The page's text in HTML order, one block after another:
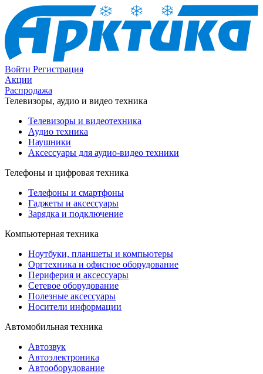
Войти Регистрация
Акции
Распродажа
Телевизоры, аудио и видео техника
Телевизоры и видеотехника
Аудио техника
Наушники
Аксессуары для аудио-видео техники
Телефоны и цифровая техника
Телефоны и смартфоны
Гаджеты и аксессуары
Зарядка и подключение
Компьютерная техника
Ноутбуки, планшеты и компьютеры
Оргтехника и офисное оборудование
Периферия и аксессуары
Cетевое оборудование
Полезные аксессуары
Носители информации
Автомобильная техника
Автозвук
Автоэлектроника
Автооборудование